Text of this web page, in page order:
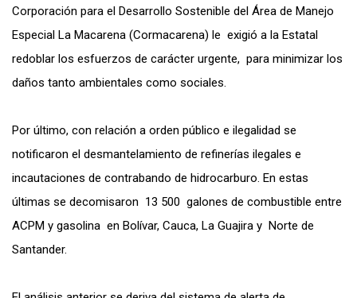
Corporación para el Desarrollo Sostenible del Área de Manejo
Especial La Macarena (Cormacarena) le exigió a la Estatal
redoblar los esfuerzos de carácter urgente, para minimizar los
daños tanto ambientales como sociales.
Por último, con relación a orden público e ilegalidad se
notificaron el desmantelamiento de refinerías ilegales e
incautaciones de contrabando de hidrocarburo. En estas
últimas se decomisaron 13 500 galones de combustible entre
ACPM y gasolina en Bolívar, Cauca, La Guajira y Norte de
Santander.